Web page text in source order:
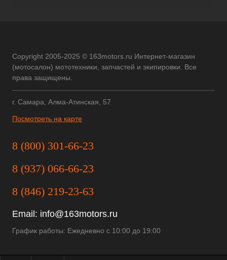
Copyright 2005-2025 © 163motors.ru Интернет-магазин
(мотосалон) мототехники, запчастей и экипировки. Все
права защищены.
г. Самара, Алма-Атинская, 57
Посмотреть на карте
8 (800) 301-66-23
8 (937) 066-66-23
8 (846) 219-23-63
Email: info@163motors.ru
График работы: Ежедневно с 10:00 до 19:00